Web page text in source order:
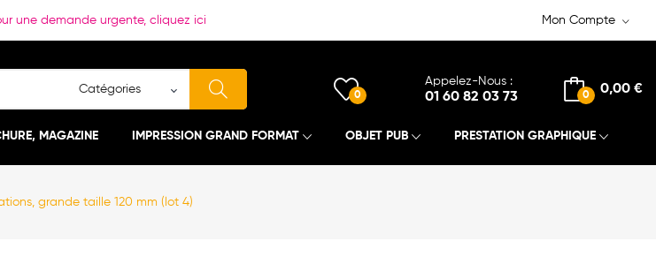
Mon Compte
une demande urgente, cliquez ici
0 0,00 €
Appelez-Nous :
01 60 82 03 73
0
MAGAZINE IMPRESSION GRAND FORMAT OBJET PUB PRESTATION GRAPHIQUE
grande taille 120 mm (lot 4)